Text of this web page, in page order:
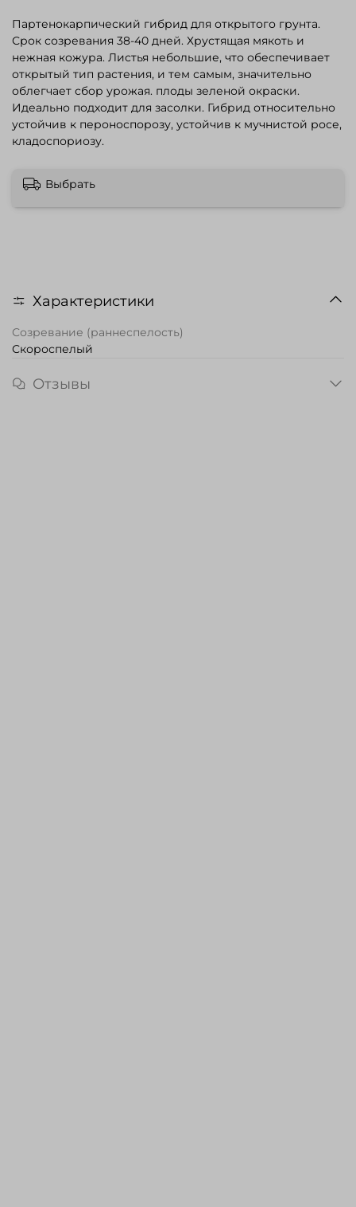
Партенокарпический гибрид для открытого грунта.
Срок созревания 38-40 дней. Хрустящая мякоть и
нежная кожура. Листья небольшие, что обеспечивает
открытый тип растения, и тем самым, значительно
облегчает сбор урожая. плоды зеленой окраски.
Идеально подходит для засолки. Гибрид относительно
устойчив к пероноспорозу, устойчив к мучнистой росе,
кладоспориозу.
Выбрать
Характеристики
Созревание (раннеспелость)
Скороспелый
Отзывы